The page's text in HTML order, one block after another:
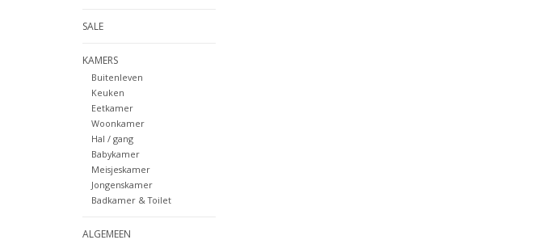
SALE
KAMERS
Buitenleven
Keuken
Eetkamer
Woonkamer
Hal / gang
Babykamer
Meisjeskamer
Jongenskamer
Badkamer & Toilet
ALGEMEEN